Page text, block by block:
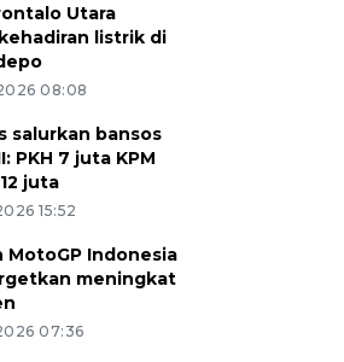
Utara
listrik di
08:08
salurkan bansos
PKH 7 juta KPM
juta
15:52
MotoGP Indonesia
meningkat
07:36